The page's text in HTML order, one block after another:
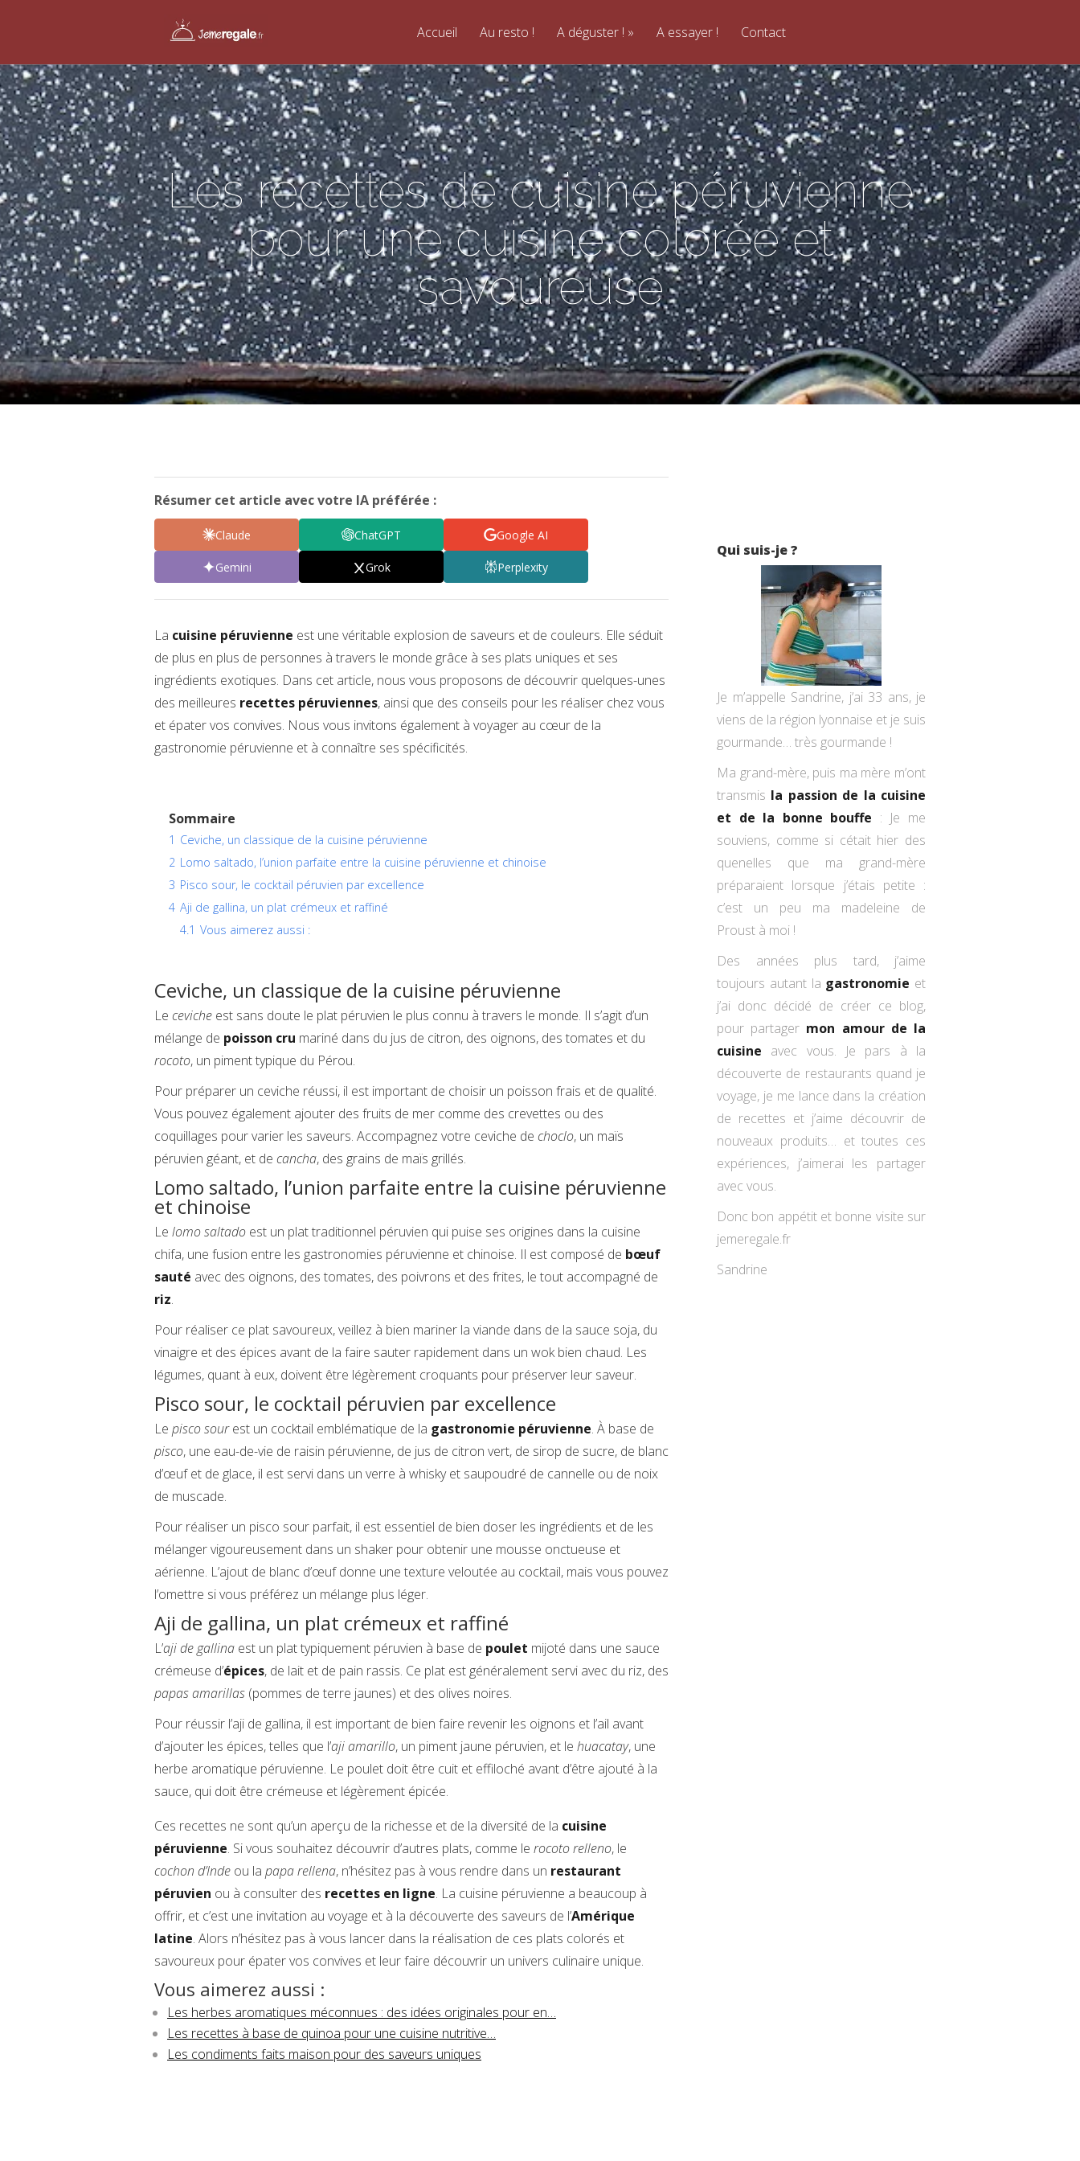
Accueil Au resto ! A déguster ! A essayer ! Contact
Les recettes de cuisine péruvienne
pour une cuisine colorée et
savoureuse
Résumer cet article avec votre IA préférée :
Claude ChatGPT Google AI
Gemini Grok Perplexity
La cuisine péruvienne est une véritable explosion de saveurs et de couleurs. Elle séduit
de plus en plus de personnes à travers le monde grâce à ses plats uniques et ses
ingrédients exotiques. Dans cet article, nous vous proposons de découvrir quelques-unes
des meilleures recettes péruviennes, ainsi que des conseils pour les réaliser chez vous
et épater vos convives. Nous vous invitons également à voyager au cœur de la
gastronomie péruvienne et à connaître ses spécificités.
Sommaire
1 Ceviche, un classique de la cuisine péruvienne
2 Lomo saltado, l’union parfaite entre la cuisine péruvienne et chinoise
3 Pisco sour, le cocktail péruvien par excellence
4 Aji de gallina, un plat crémeux et raffiné
4.1 Vous aimerez aussi :
Ceviche, un classique de la cuisine péruvienne
Le ceviche est sans doute le plat péruvien le plus connu à travers le monde. Il s’agit d’un
mélange de poisson cru mariné dans du jus de citron, des oignons, des tomates et du
rocoto, un piment typique du Pérou.
Pour préparer un ceviche réussi, il est important de choisir un poisson frais et de qualité.
Vous pouvez également ajouter des fruits de mer comme des crevettes ou des
coquillages pour varier les saveurs. Accompagnez votre ceviche de choclo, un maïs
péruvien géant, et de cancha, des grains de maïs grillés.
Lomo saltado, l’union parfaite entre la cuisine péruvienne
et chinoise
Le lomo saltado est un plat traditionnel péruvien qui puise ses origines dans la cuisine
chifa, une fusion entre les gastronomies péruvienne et chinoise. Il est composé de bœuf
sauté avec des oignons, des tomates, des poivrons et des frites, le tout accompagné de
riz.
Pour réaliser ce plat savoureux, veillez à bien mariner la viande dans de la sauce soja, du
vinaigre et des épices avant de la faire sauter rapidement dans un wok bien chaud. Les
légumes, quant à eux, doivent être légèrement croquants pour préserver leur saveur.
Pisco sour, le cocktail péruvien par excellence
Le pisco sourest un cocktail emblématique de la gastronomie péruvienne. À base de
pisco, une eau-de-vie de raisin péruvienne, de jus de citron vert, de sirop de sucre, de blanc
d’œuf et de glace, il est servi dans un verre à whisky et saupoudré de cannelle ou de noix
de muscade.
Pour réaliser un pisco sour parfait, il est essentiel de bien doser les ingrédients et de les
mélanger vigoureusement dans un shaker pour obtenir une mousse onctueuse et
aérienne. L’ajout de blanc d’œuf donne une texture veloutée au cocktail, mais vous pouvez
l’omettre si vous préférez un mélange plus léger.
Aji de gallina, un plat crémeux et raffiné
L’aji de gallina est un plat typiquement péruvien à base de poulet mijoté dans une sauce
crémeuse d’épices, de lait et de pain rassis. Ce plat est généralement servi avec du riz, des
papas amarillas (pommes de terre jaunes) et des olives noires.
Pour réussir l’aji de gallina, il est important de bien faire revenir les oignons et l’ail avant
d’ajouter les épices, telles que l’aji amarillo, un piment jaune péruvien, et le huacatay, une
herbe aromatique péruvienne. Le poulet doit être cuit et effiloché avant d’être ajouté à la
sauce, qui doit être crémeuse et légèrement épicée.
Ces recettes ne sont qu’un aperçu de la richesse et de la diversité de la cuisine
péruvienne. Si vous souhaitez découvrir d’autres plats, comme le rocoto relleno, le
cochon d’Inde ou la papa rellena, n’hésitez pas à vous rendre dans un restaurant
péruvien ou à consulter des recettes en ligne. La cuisine péruvienne a beaucoup à
offrir, et c’est une invitation au voyage et à la découverte des saveurs de l’Amérique
latine. Alors n’hésitez pas à vous lancer dans la réalisation de ces plats colorés et
savoureux pour épater vos convives et leur faire découvrir un univers culinaire unique.
Vous aimerez aussi :
Les herbes aromatiques méconnues : des idées originales pour en…
Les recettes à base de quinoa pour une cuisine nutritive…
Les condiments faits maison pour des saveurs uniques
Qui suis-je ?
Je m’appelle Sandrine, j’ai 33 ans, je
viens de la région lyonnaise et je suis
gourmande… très gourmande !
Ma grand-mère, puis ma mère m’ont
transmis la passion de la cuisine
et de la bonne bouffe : Je me
souviens, comme si cétait hier des
quenelles que ma grand-mère
préparaient lorsque j’étais petite :
c’est un peu ma madeleine de
Proust à moi !
Des années plus tard, j’aime
toujours autant la gastronomie et
j’ai donc décidé de créer ce blog,
pour partager mon amour de la
cuisine avec vous. Je pars à la
découverte de restaurants quand je
voyage, je me lance dans la création
de recettes et j’aime découvrir de
nouveaux produits… et toutes ces
expériences, j’aimerai les partager
avec vous.
Donc bon appétit et bonne visite sur
jemeregale.fr
Sandrine